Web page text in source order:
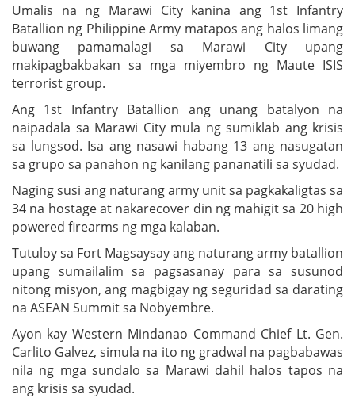
Umalis na ng Marawi City kanina ang 1st Infantry
Batallion ng Philippine Army matapos ang halos limang
buwang pamamalagi sa Marawi City upang
makipagbakbakan sa mga miyembro ng Maute ISIS
terrorist group.
Ang 1st Infantry Batallion ang unang batalyon na
naipadala sa Marawi City mula ng sumiklab ang krisis
sa lungsod. Isa ang nasawi habang 13 ang nasugatan
sa grupo sa panahon ng kanilang pananatili sa syudad.
Naging susi ang naturang army unit sa pagkakaligtas sa
34 na hostage at nakarecover din ng mahigit sa 20 high
powered firearms ng mga kalaban.
Tutuloy sa Fort Magsaysay ang naturang army batallion
upang sumailalim sa pagsasanay para sa susunod
nitong misyon, ang magbigay ng seguridad sa darating
na ASEAN Summit sa Nobyembre.
Ayon kay Western Mindanao Command Chief Lt. Gen.
Carlito Galvez, simula na ito ng gradwal na pagbabawas
nila ng mga sundalo sa Marawi dahil halos tapos na
ang krisis sa syudad.